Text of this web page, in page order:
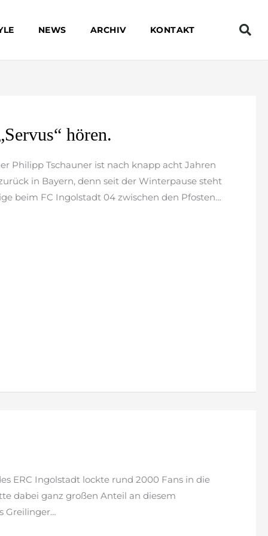
NEWS ARCHIV KONTAKT
hören.
Philipp Tschauner ist nach knapp acht Jahren
in Bayern, denn seit der Winterpause steht
beim FC Ingolstadt 04 zwischen den Pfosten…
ERC Ingolstadt lockte rund 2000 Fans in die
dabei ganz großen Anteil an diesem
Greilinger…